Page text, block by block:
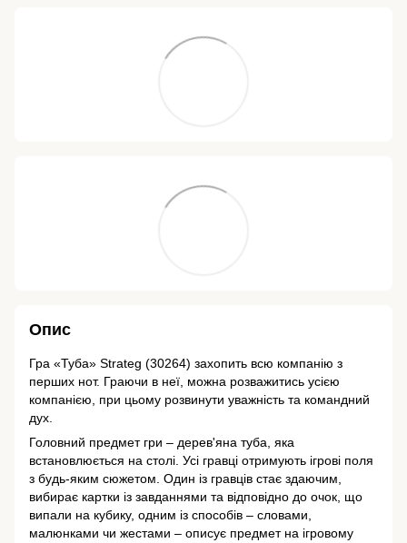
Опис
Гра «Туба» Strateg (30264) захопить всю компанію з
перших нот. Граючи в неї, можна розважитись усією
компанією, при цьому розвинути уважність та командний
дух.
Головний предмет гри – дерев'яна туба, яка
встановлюється на столі. Усі гравці отримують ігрові поля
з будь-яким сюжетом. Один із гравців стає здаючим,
вибирає картки із завданнями та відповідно до очок, що
випали на кубику, одним із способів – словами,
малюнками чи жестами – описує предмет на ігровому